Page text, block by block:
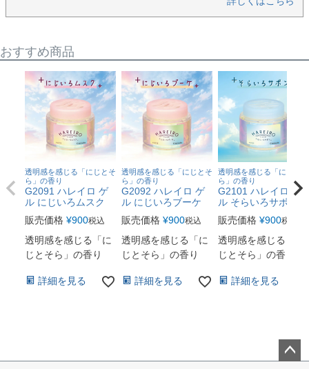
おすすめ商品
透明感を感じる「にじとそ
ら」の香り
G2091 ハレイロ ゲ
ル にじいろムスク
販売価格 ¥900税込
透明感を感じる「に
じとそら」の香り
詳細を見る
透明感を感じる「にじとそ
ら」の香り
G2092 ハレイロ ゲ
ル にじいろブーケ
販売価格 ¥900税込
透明感を感じる「に
じとそら」の香り
詳細を見る
透明感を感じる「にじとそ
ら」の香り
G2101 ハレイロ ゲ
ル そらいろサボン
販売価格 ¥900税込
透明感を感じる「に
じとそら」の香り
詳細を見る